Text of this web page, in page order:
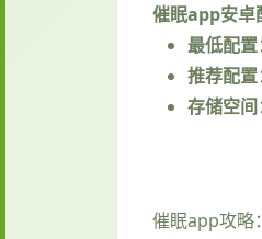
催眠app安卓
​最低配置​
​推荐配置​
​存储空间​
催眠app攻略：